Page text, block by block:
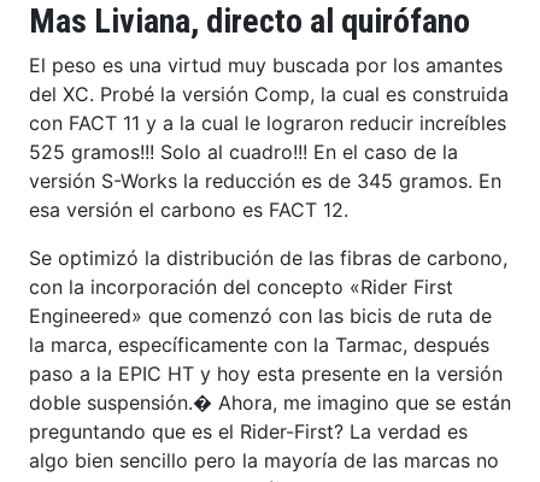
Mas Liviana, directo al quirófano
El peso es una virtud muy buscada por los amantes
del XC. Probé la versión Comp, la cual es construida
con FACT 11 y a la cual le lograron reducir increíbles
525 gramos!!! Solo al cuadro!!! En el caso de la
versión S-Works la reducción es de 345 gramos. En
esa versión el carbono es FACT 12.
Se optimizó la distribución de las fibras de carbono,
con la incorporación del concepto «Rider First
Engineered» que comenzó con las bicis de ruta de
la marca, específicamente con la Tarmac, después
paso a la EPIC HT y hoy esta presente en la versión
doble suspensión.� Ahora, me imagino que se están
preguntando que es el Rider-First? La verdad es
algo bien sencillo pero la mayoría de las marcas no